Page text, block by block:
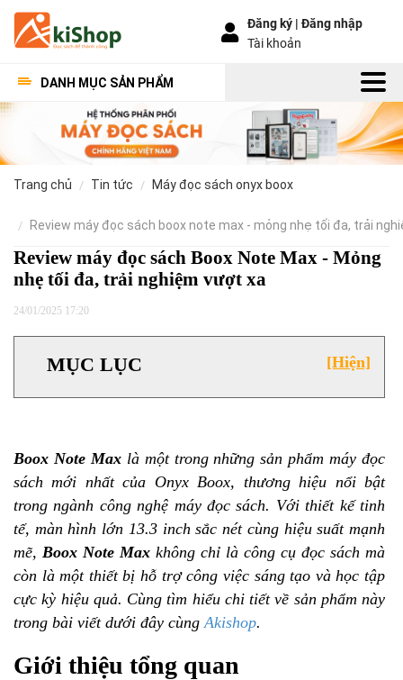
Đăng ký |Đăng nhập
Tài khoản
DANH MỤC SẢN PHẨM
trang chủ tin tức máy đọc sách onyx boox
review máy đọc sách boox note max - mỏng nhẹ tối đa, trải
Review máy đọc sách Boox Note Max - Mỏng
nhẹ tối đa, trải nghiệm vượt xa
24/01/2025 17:20
[Hiện]
MỤC LỤC
Boox Note Max là một trong những sản phẩm máy đọc
sách mới nhất của Onyx Boox, thương hiệu nổi bật
trong ngành công nghệ máy đọc sách. Với thiết kế tinh
tế, màn hình lớn 13.3 inch sắc nét cùng hiệu suất mạnh
mẽ, Boox Note Max không chỉ là công cụ đọc sách mà
còn là một thiết bị hỗ trợ công việc sáng tạo và học tập
cực kỳ hiệu quả. Cùng tìm hiểu chi tiết về sản phẩm này
trong bài viết dưới đây cùngAkishop.
Giới thiệu tổng quan